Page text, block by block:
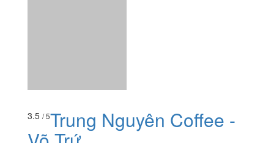
Trang, Khánh Hoà
???? ! Vị matcha rất thơm và ko bị tanh, jelly cũng ko bị
quá ngọt ăn cũng rất ngon. ????????Các chị nhân viên
cũng dễ...